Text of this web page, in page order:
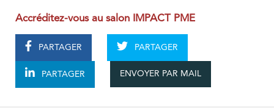
Accréditez-vous au salon IMPACT PME
PARTAGER PARTAGER
PARTAGER ENVOYER PAR MAIL